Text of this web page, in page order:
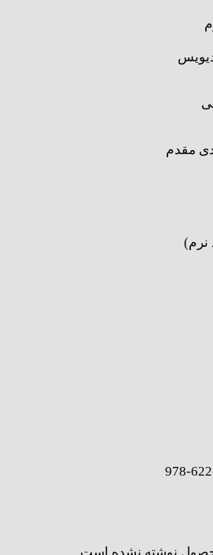
دیویس
مقدم
نرم)
978-